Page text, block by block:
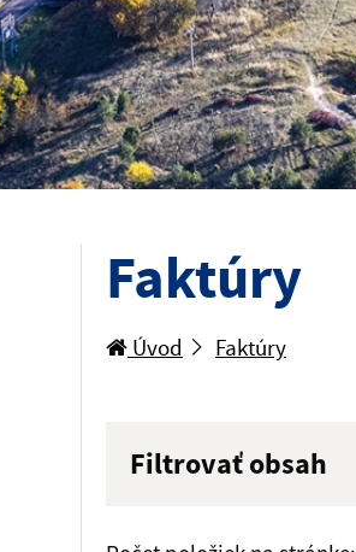
Faktúry
Úvod Faktúry
Filtrovať obsah